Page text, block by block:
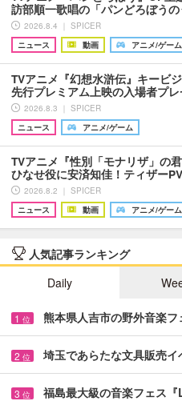
訪部順一歌唱の「パンどろぼう
2026.8.4 ｜ SPICER
ニュース
動画 アニメ/ゲーム
TVアニメ『幻想水滸伝』キービ
先行プレミアム上映の入場者プ
2026.8.3 ｜ SPICER
ニュース
アニメ/ゲーム
TVアニメ『性別「モナリザ」の
ひなせ役に安済知佳！ティザー
2026.8.2 ｜ SPICER
ニュース
動画 アニメ/ゲーム
人気記事ランキング
Daily
1 位 熊本県人吉市の野外音楽
2 位 埼玉であらたな文具販売
3 位 福島最大級の音楽フェス